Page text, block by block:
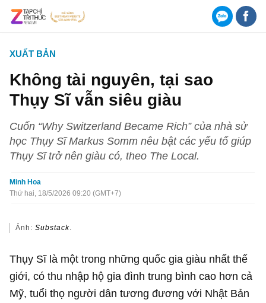
FOLLOW
Cập nhật tin mới OPEN
XUẤT BẢN
Không tài nguyên, tại sao
Thụy Sĩ vẫn siêu giàu
Cuốn “Why Switzerland Became Rich” của nhà sử
Thụy Sĩ trở nên giàu có, theo The Local.
Thứ hai, 18/5/2026 09:20 (GMT+7)